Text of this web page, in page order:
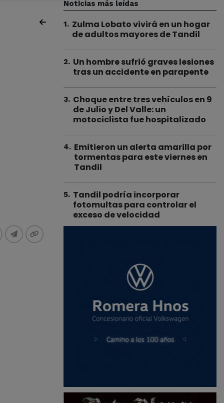
Noticias más leídas
1. Zulma Lobato vivirá en un hogar
de adultos mayores de Tandil
2. Un hombre sufrió graves lesiones
tras un accidente en parapente
3. Choque entre tres vehículos en 9
de Julio y Del Valle: un
motociclista fue hospitalizado
4. Emitieron un alerta amarilla por
tormentas para este viernes en
Tandil
5. Tandil podría incorporar
fotomultas para controlar el
exceso de velocidad